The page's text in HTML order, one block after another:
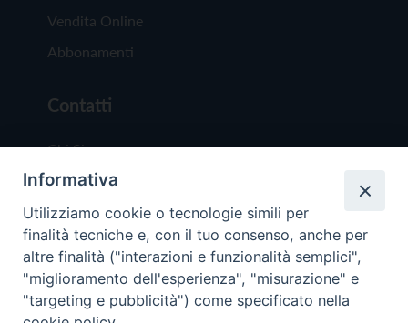
Vendita Online
Abbonamenti
Contatti
Chi Siamo
Redazione
Scrivici
Informativa
Utilizziamo cookie o tecnologie simili per
finalità tecniche e, con il tuo consenso, anche per
altre finalità ("interazioni e funzionalità semplici",
"miglioramento dell'esperienza", "misurazione" e
"targeting e pubblicità") come specificato nella